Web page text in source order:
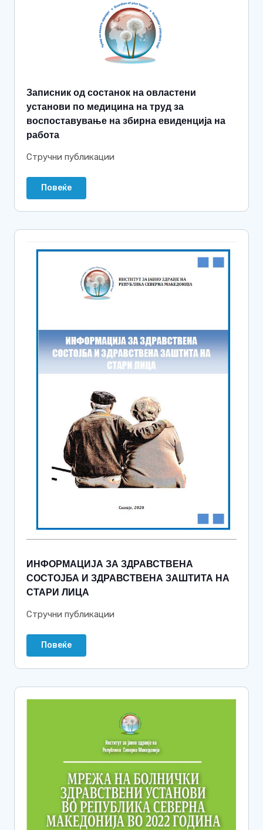
Записник од состанок на овластени
установи по медицина на труд за
воспоставување на збирна евиденција на
работа
Стручни публикации
Повеќе
ИНФОРМАЦИЈА ЗА ЗДРАВСТВЕНА
СОСТОЈБА И ЗДРАВСТВЕНА ЗАШТИТА НА
СТАРИ ЛИЦА
Стручни публикации
Повеќе